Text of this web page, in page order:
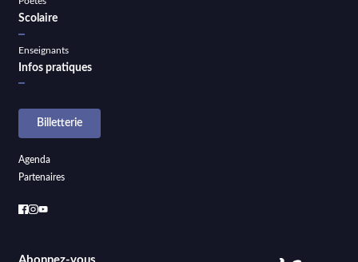
Scolaire
Enseignants
Infos pratiques
Billetterie
Agenda
Partenaires